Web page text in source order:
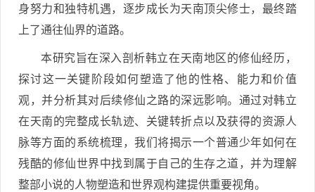
身努力和独特机遇，逐步成长为天南顶尖修士，最终踏
上了通往仙界的道路。
本研究旨在深入剖析韩立在天南地区的修仙经历，
探讨这一关键阶段如何塑造了他的性格、能力和价值
观，并分析其对后续修仙之路的深远影响。通过对韩立
在天南的完整成长轨迹、关键转折点以及获得的资源人
脉等方面的系统梳理，我们将揭示一个普通少年如何在
残酷的修仙世界中找到属于自己的生存之道，并为理解
整部小说的人物塑造和世界观构建提供重要视角。